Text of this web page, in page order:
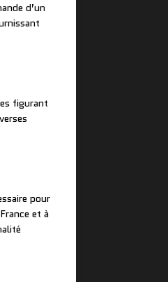
d’un
figurant
pour
et à